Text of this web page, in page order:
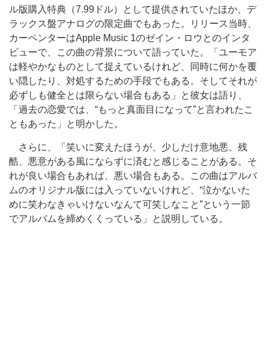
ル版購入特典（7.99ドル）として提供されていたほか、デ
ラックス盤アナログの限定曲でもあった。リリース当時、
カーペンターはApple Music 1のゼイン・ロウとのインタ
ビューで、この曲の背景について語っていた。「ユーモア
は軽やかなものとして捉えているけれど、同時に何かを覆
い隠したり、対処するための手段でもある。そしてそれが
必ずしも健全とは限らない場合もある」と彼女は語り、
「過去の恋愛では、“もっと真面目になって”と言われたこ
ともあった」と明かした。
さらに、「笑いに変えたほうが、少しだけ意地悪、残
酷、悪意がある風にならずに済むと感じることがある。そ
れが良い場合もあれば、悪い場合もある。この曲はアルバ
ムのオリジナル版には入っていないけれど、“泣かないた
めに笑わなきゃいけないなんて可笑しなこと”という一節
でアルバムを締めくくっている」と説明している。